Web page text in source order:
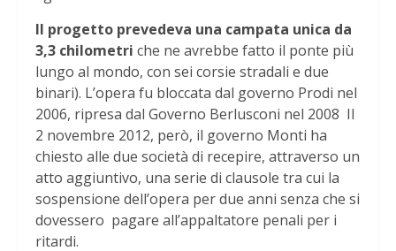
Il progetto prevedeva una campata unica da
3,3 chilometri che ne avrebbe fatto il ponte più
lungo al mondo, con sei corsie stradali e due
binari). L’opera fu bloccata dal governo Prodi nel
2006, ripresa dal Governo Berlusconi nel 2008 Il
2 novembre 2012, però, il governo Monti ha
chiesto alle due società di recepire, attraverso un
atto aggiuntivo, una serie di clausole tra cui la
sospensione dell’opera per due anni senza che si
dovessero pagare all’appaltatore penali per i
ritardi.